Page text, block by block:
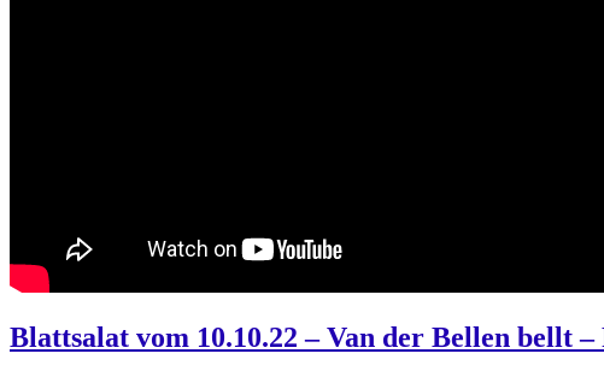
Blattsalat vom 10.10.22 – Van der Bellen bellt